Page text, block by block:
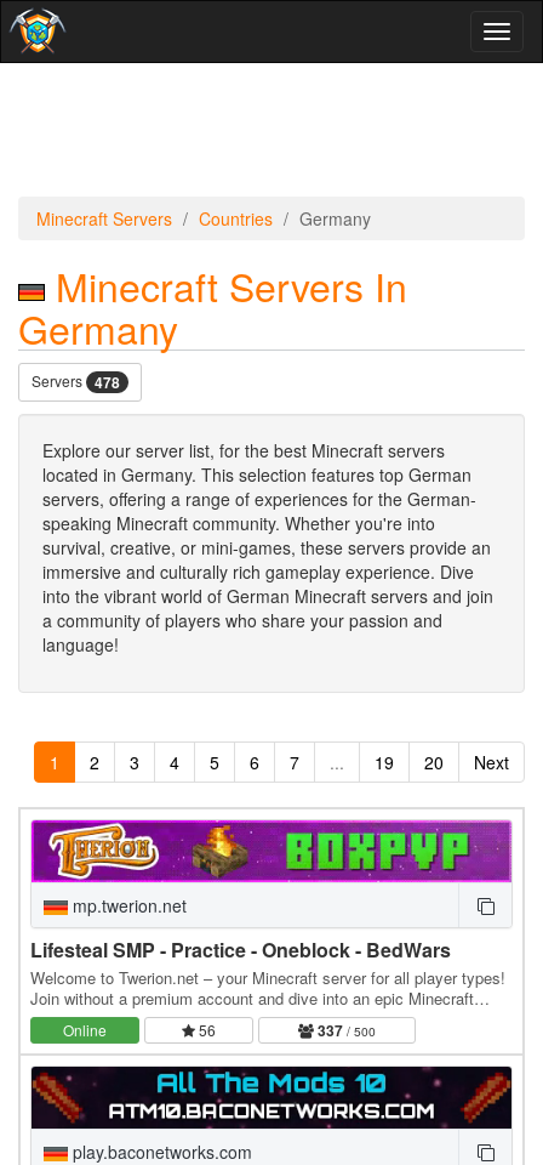
Minecraft Servers Countries Germany
Minecraft Servers In
Germany
Servers 478
Explore our server list, for the best Minecraft servers
located in Germany. This selection features top German
servers, offering a range of experiences for the German-
speaking Minecraft community. Whether you're into
survival, creative, or mini-games, these servers provide an
immersive and culturally rich gameplay experience. Dive
into the vibrant world of German Minecraft servers and join
a community of players who share your passion and
language!
1 2 3 4 5 6 7 ... 19 20 Next
mp.twerion.net
Lifesteal SMP - Practice - Oneblock - BedWars
Welcome to Twerion.net – your Minecraft server for all player types!
Join without a premium account and dive into an epic Minecraft
experience. Supports all versions…
Online 56 337 / 500
play.baconetworks.com